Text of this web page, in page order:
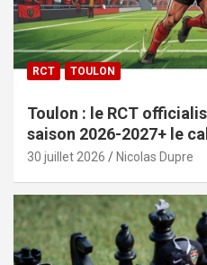
RCT TOULON
Toulon : le RCT
saison 2026-2027+ le
30 juillet 2026 Nicolas Dupre